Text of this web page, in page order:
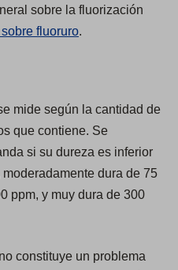
sobre la fluorización
fluoruro.
mide según la cantidad de
que contiene. Se
si su dureza es inferior
dura de 75
ppm, y muy dura de 300
constituye un problema